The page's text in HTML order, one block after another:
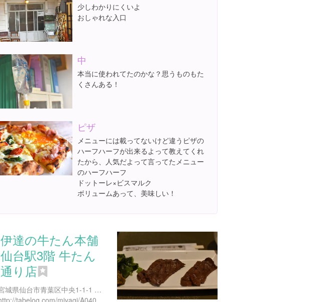
少しわかりにくいよ
おしゃれな入口
中
本当に使われてたのかな？思うものもた
くさんある！
ピザ
メニューには載ってないけど違うピザの
ハーフハーフが出来るよって教えてくれ
たから、人気だよって言ってたメニュー
のハーフハーフ
ドットーレ×ビスマルク
ボリュームあって、美味しい！
伊達の牛たん本舗
仙台駅3階 牛たん
通り店
宮城県仙台市青葉区中央1-1-1 JR仙台駅 3Ｆ 牛たん通り内